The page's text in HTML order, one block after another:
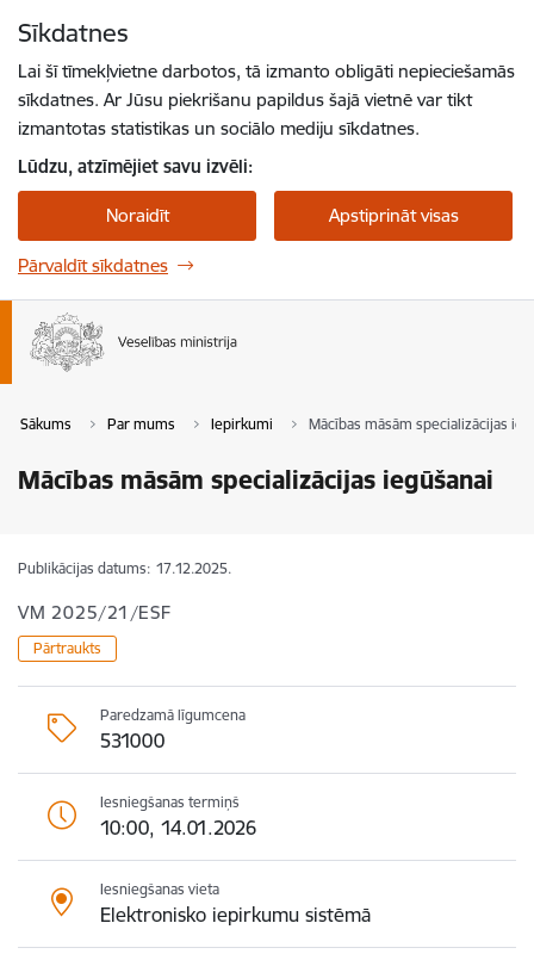
Sīkdatnes
Lai šī tīmekļvietne darbotos, tā izmanto obligāti nepieciešamās
sīkdatnes. Ar Jūsu piekrišanu papildus šajā vietnē var tikt
izmantotas statistikas un sociālo mediju sīkdatnes.
Lūdzu, atzīmējiet savu izvēli:
Noraidīt Apstiprināt visas
Pārvaldīt sīkdatnes
Sākums Par mums Iepirkumi Mācības māsām specializācijas
Mācības māsām specializācijas iegūšanai
Publikācijas datums: 17.12.2025.
VM 2025/21/ESF
Pārtraukts
Paredzamā līgumcena
531000
Iesniegšanas termiņš
10:00, 14.01.2026
Iesniegšanas vieta
Elektronisko iepirkumu sistēmā